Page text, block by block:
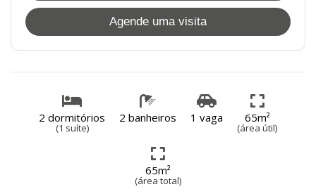
Agende uma visita
2 dormitórios
(1 suíte)
2 banheiros 1 vaga 65m²
(área útil)
65m²
(área total)